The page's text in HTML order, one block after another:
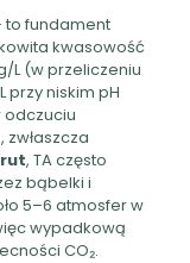
to fundament
kwasowość
L (w przeliczeniu
przy niskim pH
odczuciu
, TA często
bąbelki i
5–6 atmosfer w
wypadkową
CO₂.